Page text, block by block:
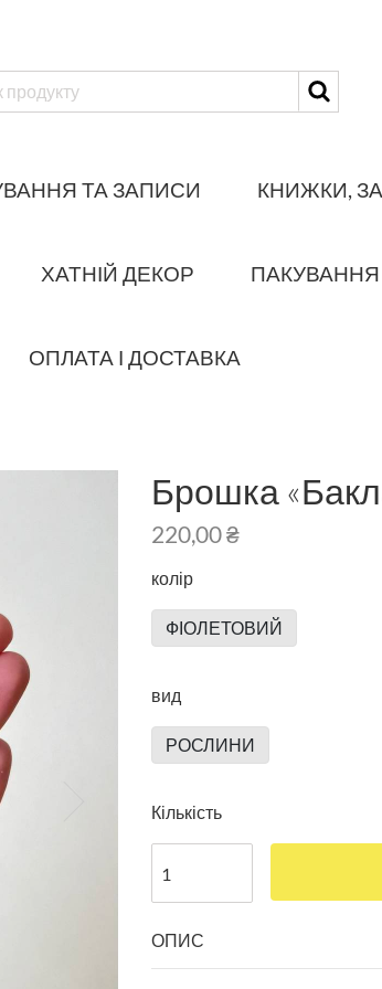
ТА ЗАПИСИ КНИЖКИ,
ХАТНІЙ ДЕКОР
ОПЛАТА І ДОСТАВКА
Брошка
220,00 ₴
колір
ФІОЛЕТОВИЙ
вид
РОСЛИНИ
Кількість
ОПИС